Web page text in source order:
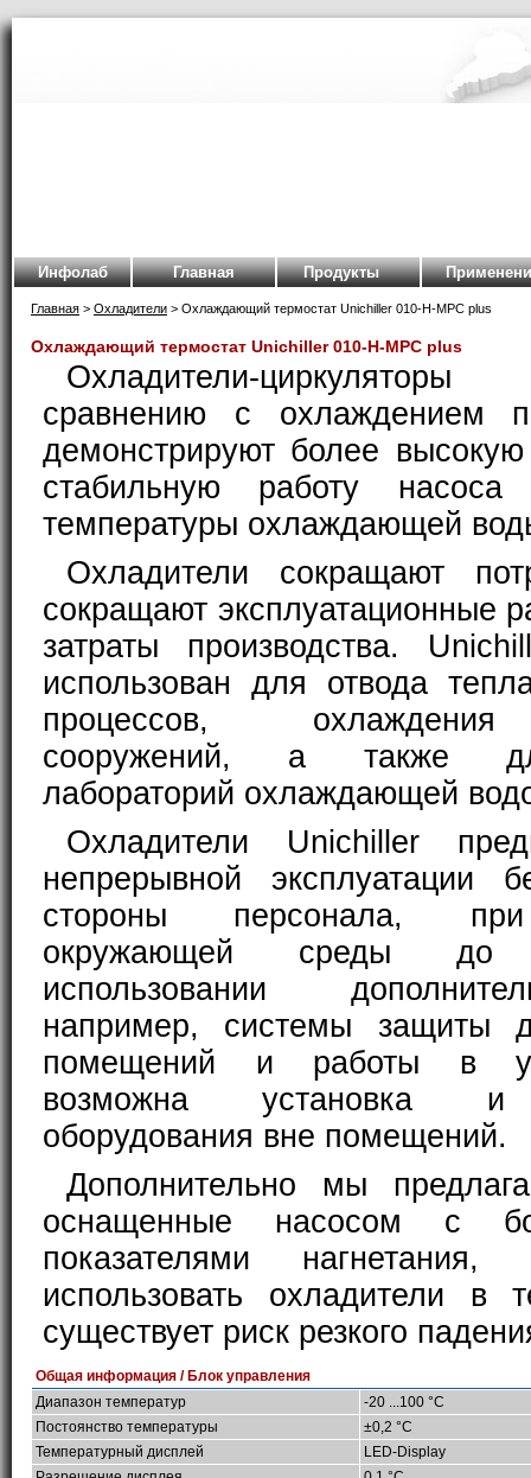
Инфолаб Главная Продукты
Главная > Охладители > Охлаждающий термостат Unichiller 010-H-MPC plus
Охлаждающий термостат Unichiller 010-H-MPC plus
Охладители-
сравнению с охлаждением
демонстрируют более
стабильную работу насоса
температуры охлаждающей
Охладители сокращают
сокращают эксплуатационные
затраты производства.
использован для отвода
процессов, охлаждения
сооружений, а также
лабораторий охлаждающей
Охладители Unichiller
непрерывной эксплуатации
стороны персонала, при
окружающей среды
использовании
например, системы защиты
помещений и работы в
возможна установка и
оборудования вне помещений.
Дополнительно мы
оснащенные насосом с
показателями нагнетания,
использовать охладители в
существует риск резкого
Общая информация / Блок управления
Диапазон температур
-20 ...100 °C
Постоянство температуры
±0,2 °C
Температурный дисплей
LED-Display